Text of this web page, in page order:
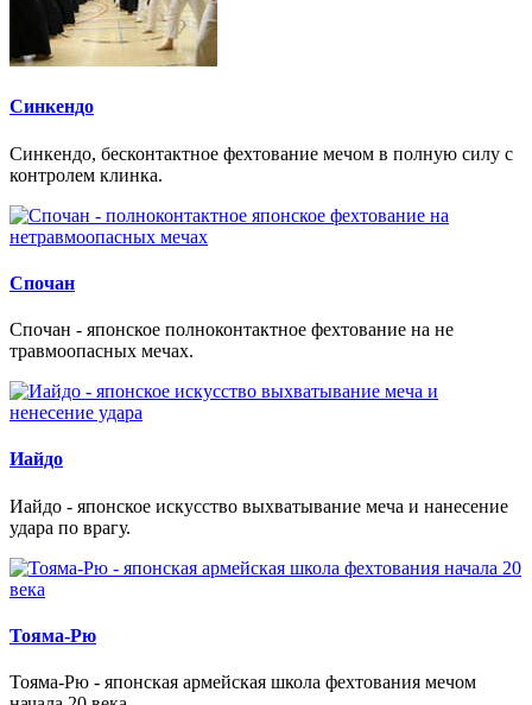
Синкендо
Синкендо, бесконтактное фехтование мечом в полную силу с
контролем клинка.
Спочан
Спочан - японское полноконтактное фехтование на не
травмоопасных мечах.
Иайдо
Иайдо - японское искусство выхватывание меча и нанесение
удара по врагу.
Тояма-Рю
Тояма-Рю - японская армейская школа фехтования мечом